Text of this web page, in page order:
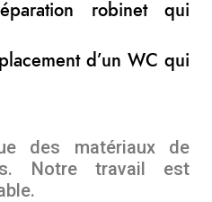
réparation robinet qui
d’un WC qui
des matériaux de
Notre travail est